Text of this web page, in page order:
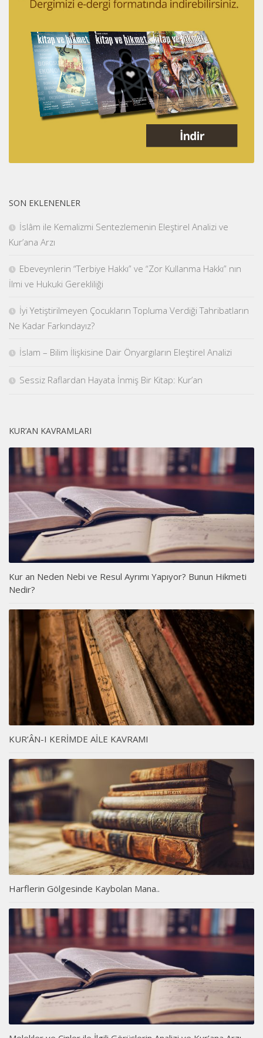
SON EKLENENLER
İslâm ile Kemalizmi Sentezlemenin Eleştirel Analizi ve
Kur’ana Arzı
Ebeveynlerin “Terbiye Hakkı” ve “Zor Kullanma Hakkı” nın
İlmi ve Hukuki Gerekliliği
İyi Yetiştirilmeyen Çocukların Topluma Verdiği Tahribatların
Ne Kadar Farkındayız?
İslam – Bilim İlişkisine Dair Önyargıların Eleştirel Analizi
Sessiz Raflardan Hayata İnmiş Bir Kitap: Kur’an
KUR’AN KAVRAMLARI
Kur an Neden Nebi ve Resul Ayrımı Yapıyor? Bunun Hikmeti
Nedir?
KUR’ÂN-I KERİMDE AİLE KAVRAMI
Harflerin Gölgesinde Kaybolan Mana..